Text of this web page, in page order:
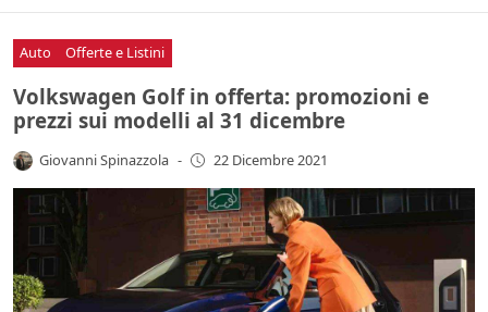
Auto Offerte e Listini
Volkswagen Golf in offerta: promozioni e
prezzi sui modelli al 31 dicembre
Giovanni Spinazzola - 22 Dicembre 2021